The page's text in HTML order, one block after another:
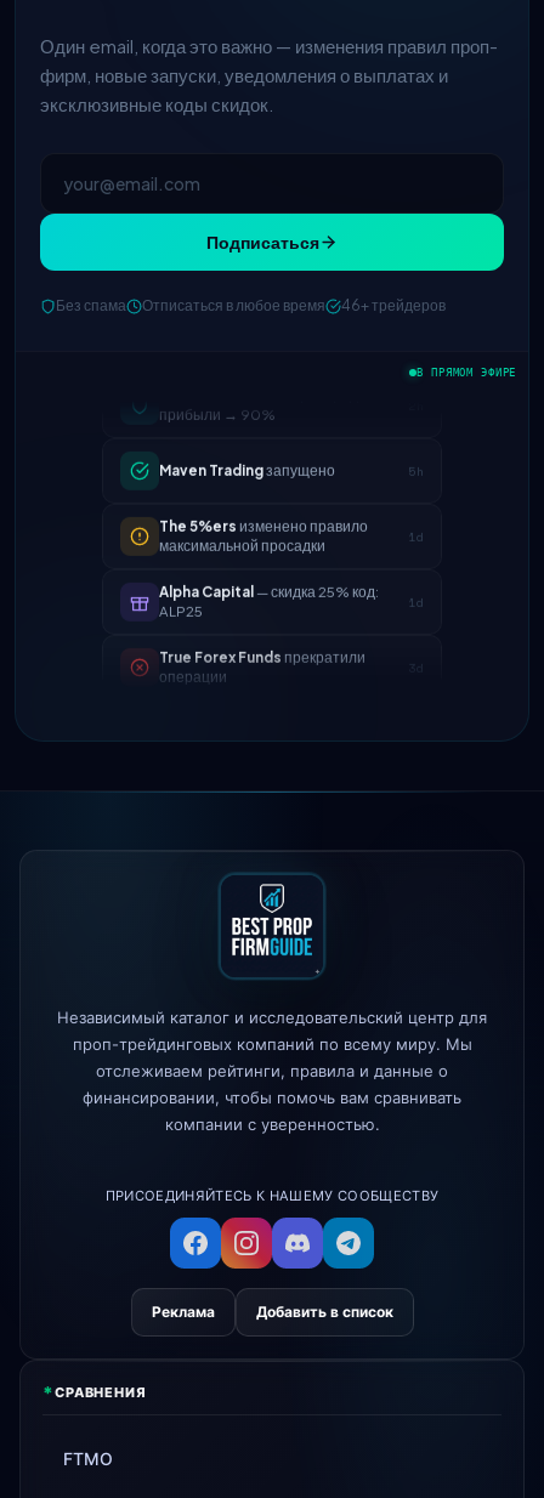
Один email, когда это важно — изменения правил проп-
фирм, новые запуски, уведомления о выплатах и
эксклюзивные коды скидок.
Подписаться
Без спама Отписаться в любое время 46+ трейдеров
В ПРЯМОМ ЭФИРЕ
2h
— скидка 25% код:
The 5%ers
изменено правило
максимальной просадки
Alpha Capital— скидка 25% код:
True Forex Fundsпрекратили
операции
3d
FundedNext
скорость выплат
теперь 24 часа
4d
Независимый каталог и исследовательский центр для
проп-трейдинговых компаний по всему миру. Мы
отслеживаем рейтинги, правила и данные о
финансировании, чтобы помочь вам сравнивать
компании с уверенностью.
ПРИСОЕДИНЯЙТЕСЬ К НАШЕМУ СООБЩЕСТВУ
Реклама Добавить в список
*СРАВНЕНИЯ
FTMO